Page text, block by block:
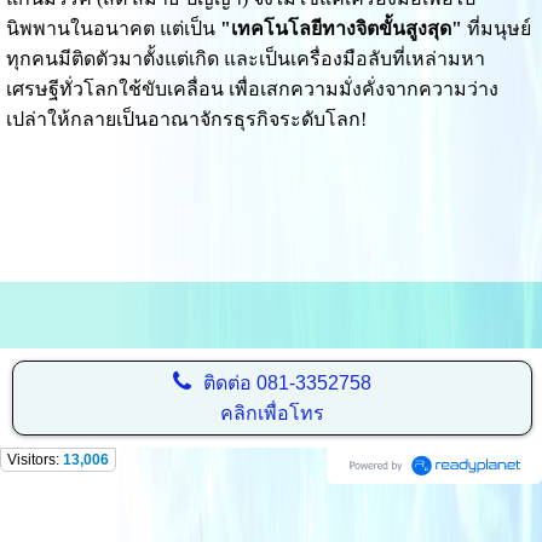
นิพพานในอนาคต แต่เป็น "เทคโนโลยีทางจิตขั้นสูงสุด" ที่มนุษย์
ทุกคนมีติดตัวมาตั้งแต่เกิด และเป็นเครื่องมือลับที่เหล่ามหา
เศรษฐีทั่วโลกใช้ขับเคลื่อน เพื่อเสกความมั่งคั่งจากความว่าง
เปล่าให้กลายเป็นอาณาจักรธุรกิจระดับโลก!
ติดต่อ 081-3352758
คลิกเพื่อโทร
Visitors: 13,006